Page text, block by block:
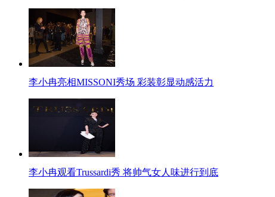
李小冉亮相MISSONI秀场 彩装彰显动感活力
李小冉观看Trussardi秀 将帅气女人味进行到底